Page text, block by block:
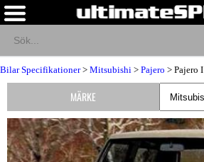
Bilar Specifikationer> Mitsubishi > Pajero > Pajero I
MÄRKE